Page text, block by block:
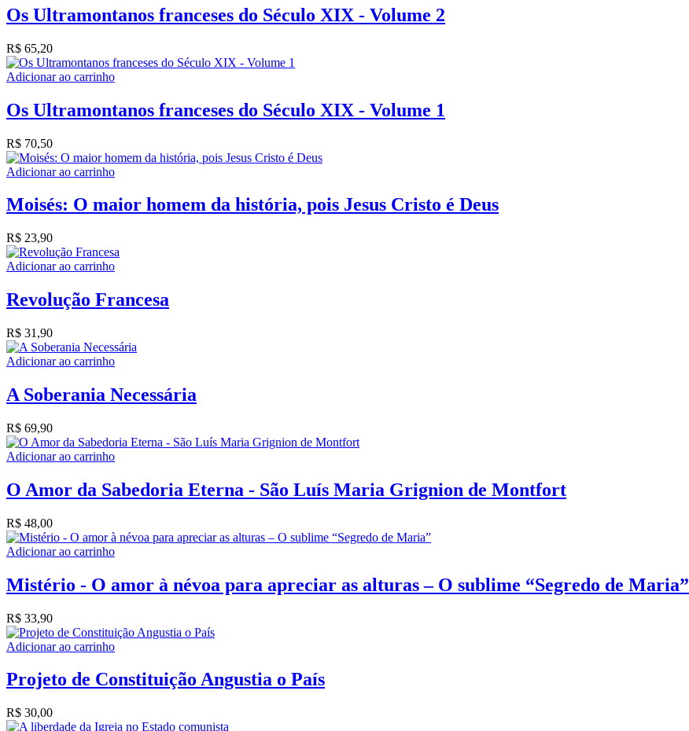
Os Ultramontanos franceses do Século XIX - Volume 2
R$ 65,20
Adicionar ao carrinho
Os Ultramontanos franceses do Século XIX - Volume 1
R$ 70,50
Adicionar ao carrinho
Moisés: O maior homem da história, pois Jesus Cristo é Deus
R$ 23,90
Adicionar ao carrinho
Revolução Francesa
R$ 31,90
Adicionar ao carrinho
A Soberania Necessária
R$ 69,90
Adicionar ao carrinho
O Amor da Sabedoria Eterna - São Luís Maria Grignion de Montfort
R$ 48,00
Adicionar ao carrinho
Mistério - O amor à névoa para apreciar as alturas – O sublime “Segredo de Maria”
R$ 33,90
Adicionar ao carrinho
Projeto de Constituição Angustia o País
R$ 30,00